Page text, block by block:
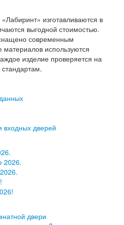
дверей Некст
дверей Техно
изготавливаются в
выгодной стоимостью.
современным
материалов используются
изделие проверяется на
входных дверей
2026.
двери